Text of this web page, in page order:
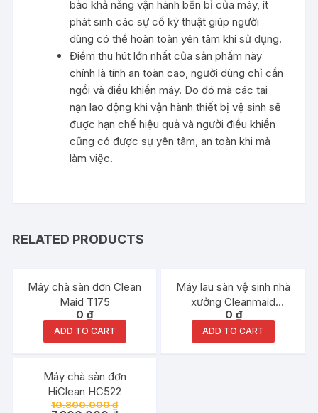
bảo khả năng vận hành bền bỉ của máy, ít
phát sinh các sự cố kỹ thuật giúp người
dùng có thể hoàn toàn yên tâm khi sử dụng.
Điểm thu hút lớn nhất của sản phẩm này
chính là tính an toàn cao, người dùng chỉ cần
ngồi và điều khiển máy. Do đó mà các tai
nạn lao động khi vận hành thiết bị vệ sinh sẽ
được hạn chế hiệu quả và người điều khiển
cũng có được sự yên tâm, an toàn khi mà
làm việc.
RELATED PRODUCTS
Máy chà sàn đơn Clean
Maid T175
0₫
ADD TO CART
Máy lau sàn vệ sinh nhà
xưởng Cleanmaid
TT70BT
0 ₫
ADD TO CART
Đang ưu đãi!
Máy chà sàn đơn
HiClean HC522
10.800.000₫